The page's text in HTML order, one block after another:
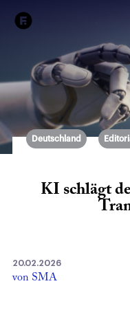
Deutschland
KI schlägt
20.02.2026
von SMA